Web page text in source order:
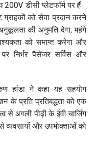
200V डीसी प्लेटफॉर्म पर हैं।
ग्राहकों को सेवा प्रदान करने
की अनुमति देगा, महंगे
को समाप्त करेगा और
निर्भर पैसेंजर सर्विस और
हांडा ने कहा यह सहयोग
के प्रति प्रतिबद्धता को एक
से अगली पीढ़ी के ईवी चार्जिंग
व्यवसायों और उपभोक्ताओं को